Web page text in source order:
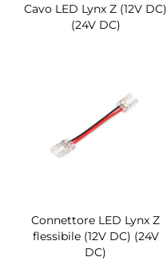
Cavo LED Lynx Z (12V DC)
(24V DC)
Connettore LED Lynx Z
flessibile (12V DC) (24V
DC)